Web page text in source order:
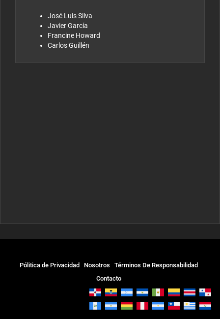
José Luis Silva
Javier García
Francine Howard
Carlos Guillén
Pólitica de Privacidad Nosotros
Términos De Responsabilidad
Contacto